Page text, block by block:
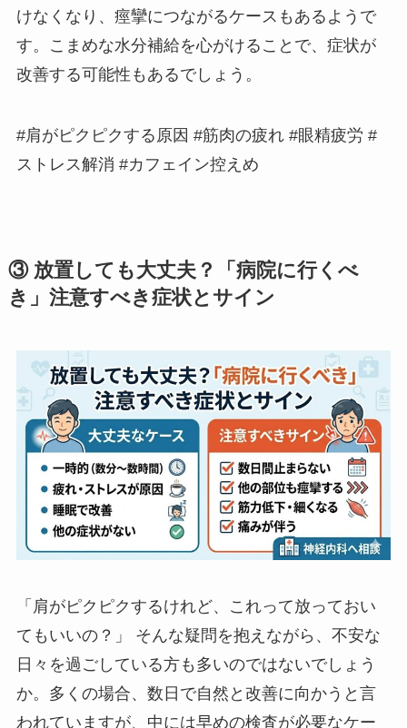
けなくなり、痙攣につながるケースもあるようで
す。こまめな水分補給を心がけることで、症状が
改善する可能性もあるでしょう。
#肩がピクピクする原因 #筋肉の疲れ #眼精疲労 #
ストレス解消 #カフェイン控えめ
③ 放置しても大丈夫？「病院に行くべ
き」注意すべき症状とサイン
「肩がピクピクするけれど、これって放っておい
てもいいの？」 そんな疑問を抱えながら、不安な
日々を過ごしている方も多いのではないでしょう
か。多くの場合、数日で自然と改善に向かうと言
われていますが、中には早めの検査が必要なケー